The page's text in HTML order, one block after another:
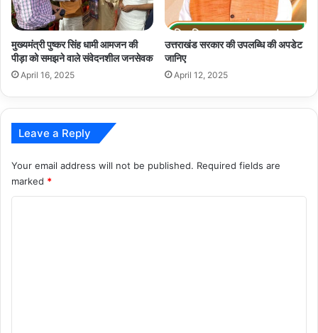
मुख्यमंत्री पुष्कर सिंह धामी आमजन की
पीड़ा को समझने वाले संवेदनशील जनसेवक
April 16, 2025
उत्तराखंड सरकार की उपलब्धि की अपडेट
जानिए
April 12, 2025
Leave a Reply
Your email address will not be published. Required fields are
marked *